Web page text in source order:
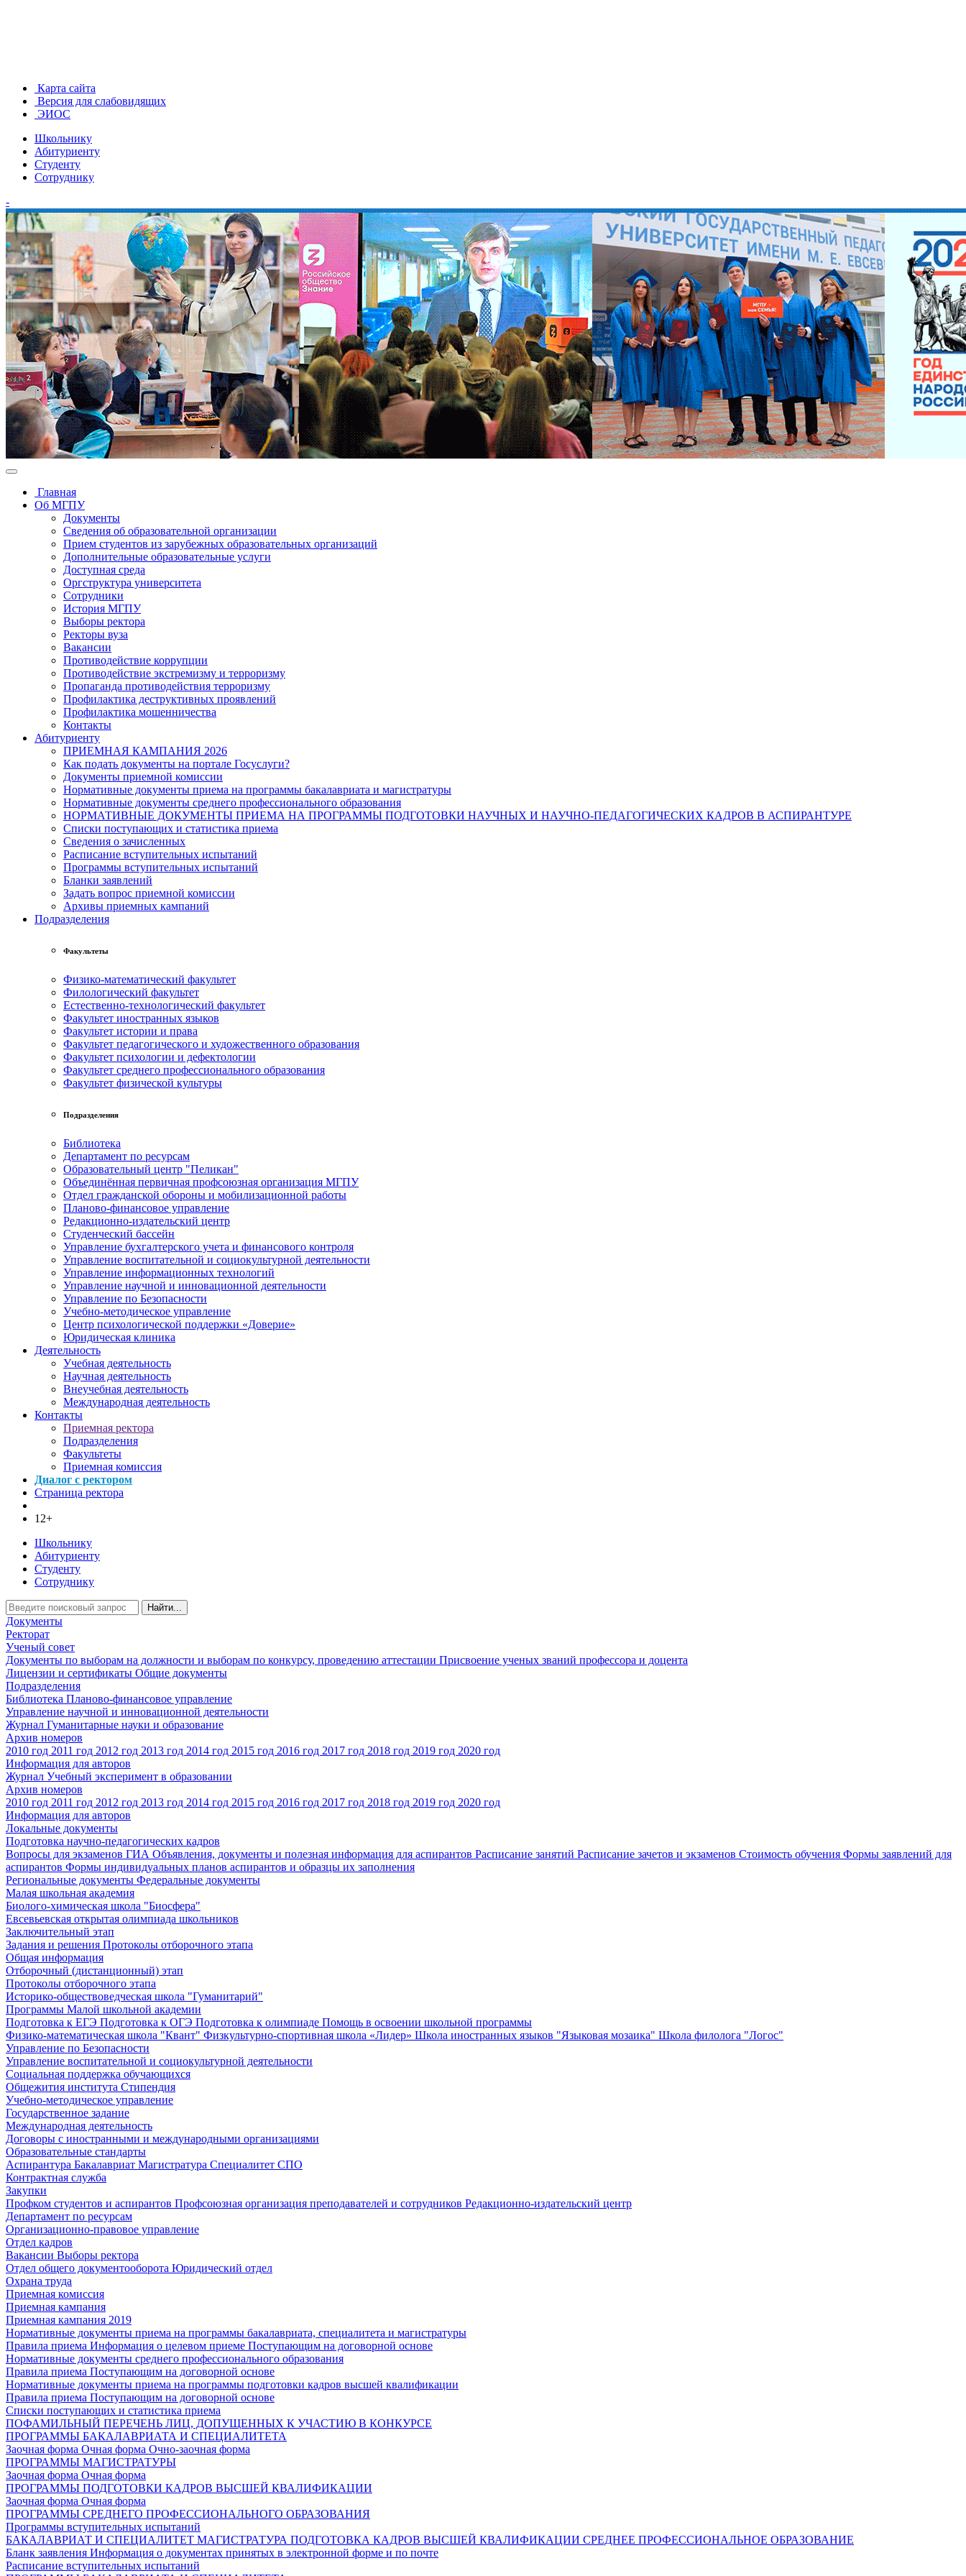
Карта сайта
Версия для слабовидящих
ЭИОС
Школьнику
Абитуриенту
Студенту
Сотруднику
-
Главная
Об МГПУ
Документы
Сведения об образовательной организации
Прием студентов из зарубежных образовательных организаций
Дополнительные образовательные услуги
Доступная среда
Оргструктура университета
Сотрудники
История МГПУ
Выборы ректора
Ректоры вуза
Вакансии
Противодействие коррупции
Противодействие экстремизму и терроризму
Пропаганда противодействия терроризму
Профилактика деструктивных проявлений
Профилактика мошенничества
Контакты
Абитуриенту
ПРИЕМНАЯ КАМПАНИЯ 2026
Как подать документы на портале Госуслуги?
Документы приемной комиссии
Нормативные документы приема на программы бакалавриата и магистратуры
Нормативные документы среднего профессионального образования
НОРМАТИВНЫЕ ДОКУМЕНТЫ ПРИЕМА НА ПРОГРАММЫ ПОДГОТОВКИ НАУЧНЫХ И НАУЧНО-ПЕДАГОГИЧЕСКИХ КАДРОВ В АСПИРАНТУРЕ
Списки поступающих и статистика приема
Сведения о зачисленных
Расписание вступительных испытаний
Программы вступительных испытаний
Бланки заявлений
Задать вопрос приемной комиссии
Архивы приемных кампаний
Подразделения
Факультеты
Физико-математический факультет
Филологический факультет
Естественно-технологический факультет
Факультет иностранных языков
Факультет истории и права
Факультет педагогического и художественного образования
Факультет психологии и дефектологии
Факультет среднего профессионального образования
Факультет физической культуры
Подразделения
Библиотека
Департамент по ресурсам
Образовательный центр "Пеликан"
Объединённая первичная профсоюзная организация МГПУ
Отдел гражданской обороны и мобилизационной работы
Планово-финансовое управление
Редакционно-издательский центр
Студенческий бассейн
Управление бухгалтерского учета и финансового контроля
Управление воспитательной и социокультурной деятельности
Управление информационных технологий
Управление научной и инновационной деятельности
Управление по Безопасности
Учебно-методическое управление
Центр психологической поддержки «Доверие»
Юридическая клиника
Деятельность
Учебная деятельность
Научная деятельность
Внеучебная деятельность
Международная деятельность
Контакты
Приемная ректора
Подразделения
Факультеты
Приемная комиссия
Диалог с ректором
Страница ректора
12+
Школьнику
Абитуриенту
Студенту
Сотруднику
Найти...
Документы
Ректорат
Ученый совет
Документы по выборам на должности и выборам по конкурсу, проведению аттестации Присвоение ученых званий профессора и доцента
Лицензии и сертификаты Общие документы
Подразделения
Библиотека Планово-финансовое управление
Управление научной и инновационной деятельности
Журнал Гуманитарные науки и образование
Архив номеров
2010 год 2011 год 2012 год 2013 год 2014 год 2015 год 2016 год 2017 год 2018 год 2019 год 2020 год
Информация для авторов
Журнал Учебный эксперимент в образовании
Архив номеров
2010 год 2011 год 2012 год 2013 год 2014 год 2015 год 2016 год 2017 год 2018 год 2019 год 2020 год
Информация для авторов
Локальные документы
Подготовка научно-педагогических кадров
Вопросы для экзаменов ГИА Объявления, документы и полезная информация для аспирантов Расписание занятий Расписание зачетов и экзаменов Стоимость обучения Формы заявлений для
аспирантов Формы индивидуальных планов аспирантов и образцы их заполнения
Региональные документы Федеральные документы
Малая школьная академия
Биолого-химическая школа "Биосфера"
Евсевьевская открытая олимпиада школьников
Заключительный этап
Задания и решения Протоколы отборочного этапа
Общая информация
Отборочный (дистанционный) этап
Протоколы отборочного этапа
Историко-обществоведческая школа "Гуманитарий"
Программы Малой школьной академии
Подготовка к ЕГЭ Подготовка к ОГЭ Подготовка к олимпиаде Помощь в освоении школьной программы
Физико-математическая школа "Квант" Физкультурно-спортивная школа «Лидер» Школа иностранных языков "Языковая мозаика" Школа филолога "Логос"
Управление по Безопасности
Управление воспитательной и социокультурной деятельности
Социальная поддержка обучающихся
Общежития института Стипендия
Учебно-методическое управление
Государственное задание
Международная деятельность
Договоры с иностранными и международными организациями
Образовательные стандарты
Аспирантура Бакалавриат Магистратура Специалитет СПО
Контрактная служба
Закупки
Профком студентов и аспирантов Профсоюзная организация преподавателей и сотрудников Редакционно-издательский центр
Департамент по ресурсам
Организационно-правовое управление
Отдел кадров
Вакансии Выборы ректора
Отдел общего документооборота Юридический отдел
Охрана труда
Приемная комиссия
Приемная кампания
Приемная кампания 2019
Нормативные документы приема на программы бакалавриата, специалитета и магистратуры
Правила приема Информация о целевом приеме Поступающим на договорной основе
Нормативные документы среднего профессионального образования
Правила приема Поступающим на договорной основе
Нормативные документы приема на программы подготовки кадров высшей квалификации
Правила приема Поступающим на договорной основе
Списки поступающих и статистика приема
ПОФАМИЛЬНЫЙ ПЕРЕЧЕНЬ ЛИЦ, ДОПУЩЕННЫХ К УЧАСТИЮ В КОНКУРСЕ
ПРОГРАММЫ БАКАЛАВРИАТА И СПЕЦИАЛИТЕТА
Заочная форма Очная форма Очно-заочная форма
ПРОГРАММЫ МАГИСТРАТУРЫ
Заочная форма Очная форма
ПРОГРАММЫ ПОДГОТОВКИ КАДРОВ ВЫСШЕЙ КВАЛИФИКАЦИИ
Заочная форма Очная форма
ПРОГРАММЫ СРЕДНЕГО ПРОФЕССИОНАЛЬНОГО ОБРАЗОВАНИЯ
Программы вступительных испытаний
БАКАЛАВРИАТ И СПЕЦИАЛИТЕТ МАГИСТРАТУРА ПОДГОТОВКА КАДРОВ ВЫСШЕЙ КВАЛИФИКАЦИИ СРЕДНЕЕ ПРОФЕССИОНАЛЬНОЕ ОБРАЗОВАНИЕ
Бланк заявления Информация о документах принятых в электронной форме и по почте
Расписание вступительных испытаний